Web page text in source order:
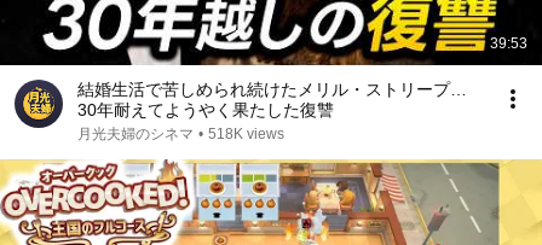
39:53
結婚生活で苦しめられ続けたメリル・ストリープ…
30年耐えてようやく果たした復讐
月光夫婦のシネマ • 518K views